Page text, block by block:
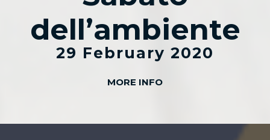
dell’ambiente
29 February 2020
MORE INFO